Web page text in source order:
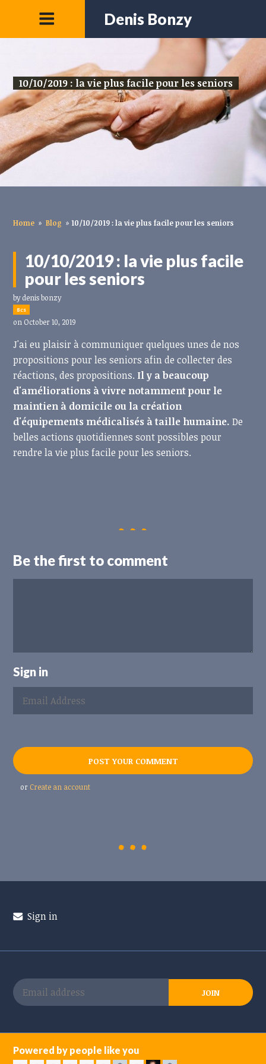
Denis Bonzy
10/10/2019 : la vie plus facile pour les seniors
Home » Blog » 10/10/2019 : la vie plus facile pour les seniors
10/10/2019 : la vie plus facile
pour les seniors
bydenis bonzy
8cs
on October 10, 2019
J'ai eu plaisir à communiquer quelques unes de nos
propositions pour les seniors afin de collecter des
réactions, des propositions. Il y a beaucoup
d'améliorations à vivre notamment pour le
maintien à domicile ou la création
d'équipements médicalisés à taille humaine. De
belles actions quotidiennes sont possibles pour
rendre la vie plus facile pour les seniors.
Be the first to comment
Sign in
or Create an account
Sign in
Powered by people like you